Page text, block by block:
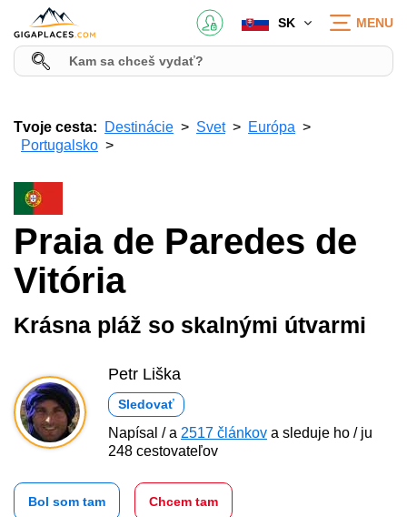
SK MENU
Tvoje cesta: Destinácie Svet
Európa
Portugalsko
Praia de Paredes de
Vitória
Krásna pláž so skalnými útvarmi
Petr Liška
Sledovať
Napísal / a 2517 článkov a sleduje ho / ju
248 cestovateľov
Bol som tam Chcem tam